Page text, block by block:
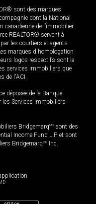
sont des marques
dont la National
canadienne de l’immobilier
REALTOR® servent à
les courtiers et agents
marques d'homologation
logos respectifs sont la
services immobiliers que
de l'ACI.
déposée de la Banque
les Services immobiliers
BridgemarqMD sont des
Income Fund L.P. et sont
BridgemarqMD Inc.